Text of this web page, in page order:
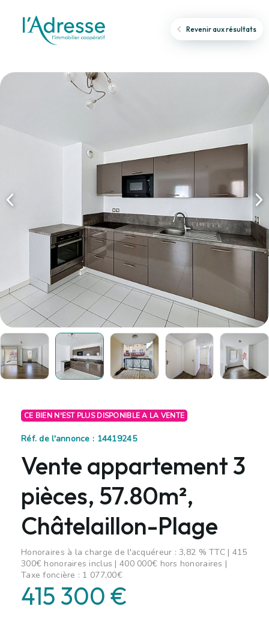
Revenir aux résultats
CE BIEN N'EST PLUS DISPONIBLE A LA VENTE
Réf. de l'annonce : 14419245
Vente appartement 3
pièces, 57.80m²,
Châtelaillon-Plage
Honoraires à la charge de l'acquéreur : 3,82 % TTC | 415
300€ honoraires inclus | 400 000€ hors honoraires |
Taxe foncière : 1 077,00€
415 300 €